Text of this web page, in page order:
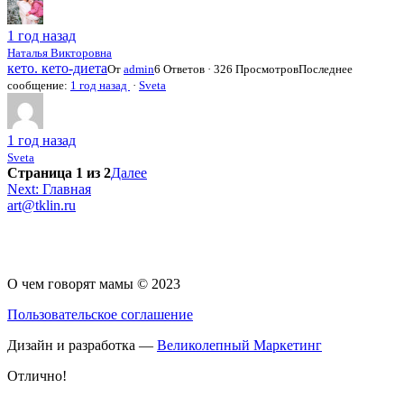
1 год назад
Наталья Викторовна
кето. кето-диетаОт admin6 Ответов · 326 ПросмотровПоследнее
сообщение: 1 год назад · Sveta
1 год назад
Sveta
Страница 1 из 2Далее
Навигация
по
Next: Главная
art@tklin.ru
О чем говорят мамы © 2023
Пользовательское соглашение
Дизайн и разработка — Великолепный Маркетинг
Отлично!